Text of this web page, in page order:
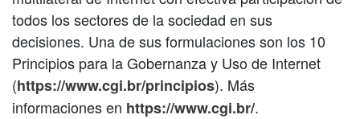
todos los sectores de la sociedad en sus
decisiones. Una de sus formulaciones son los 10
Principios para la Gobernanza y Uso de Internet
(https://www.cgi.br/principios). Más
informaciones en https://www.cgi.br/.